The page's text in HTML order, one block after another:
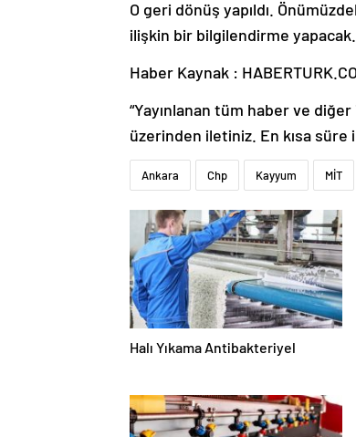
O geri dönüş yapıldı.
ilişkin bir bilgilendirme yapacak.
Haber Kaynak :
“Yayınlanan tüm haber ve
üzerinden iletiniz. En kısa süre
Ankara Chp Kayyum MİT
Halı Yıkama Antibakteriyel